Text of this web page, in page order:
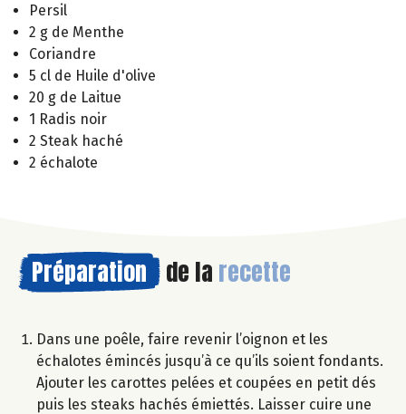
Persil
2 g de Menthe
Coriandre
5 cl de Huile d'olive
20 g de Laitue
1 Radis noir
2 Steak haché
2 échalote
Préparation de la recette
Dans une poêle, faire revenir l’oignon et les
échalotes émincés jusqu’à ce qu’ils soient fondants.
Ajouter les carottes pelées et coupées en petit dés
puis les steaks hachés émiettés. Laisser cuire une